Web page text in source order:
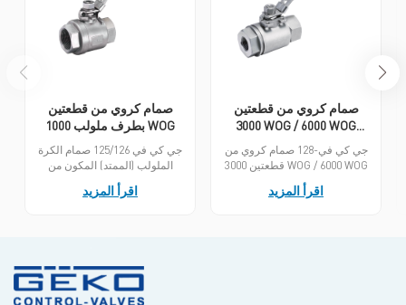
صمام كروي من قطعتين
بطرف ملولب 1000 WOG
جي كي في 125/126 صمام الكرة
الملولب (الممتد) المكون من
قطعتين يوفر حلاً اقتصاديًا لضمان
إغلاق خالٍ من التسرب عند ضغط
محكمًا.
اقرأ المزيد
صمام كروي من قطعتين
3000 WOG / 6000 WOG
طرف الخيط
جي كي في-128 صمام كروي من
قطعتين 3000 WOG / 6000 WOG
طرف الخيط توفر حلاً اقتصاديًا
لضمان إغلاق خالٍ من التسرب
اقرأ المزيد